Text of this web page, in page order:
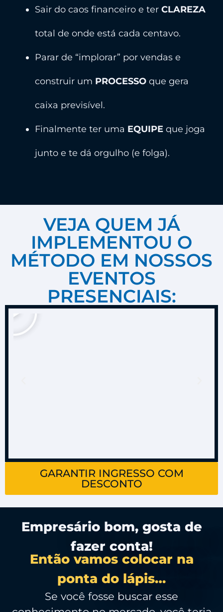
Sair do caos financeiro e ter CLAREZA
total de onde está cada centavo.
Parar de “implorar” por vendas e
construir um PROCESSO que gera
caixa previsível.
Finalmente ter uma EQUIPE que joga
junto e te dá orgulho (e folga).
VEJA QUEM JÁ
IMPLEMENTOU O
MÉTODO EM NOSSOS
EVENTOS
PRESENCIAIS:
GARANTIR INGRESSO COM
DESCONTO
Empresário bom, gosta de
fazer conta!
Então vamos colocar na
ponta do lápis…
Se você fosse buscar esse